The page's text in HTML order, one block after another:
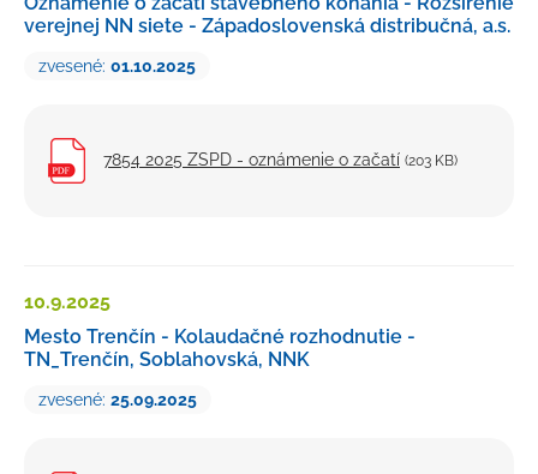
Verejné obstarávanie
Majetok mesta
Tlačivá a formuláre
Transparentný účet
verejnej NN siete - Západoslovenská distribučná, a.s.
zvesené: 01.10.2025
7854 2025 ZSPD - oznámenie o začatí (203 KB)
10.9.2025
Mesto Trenčín - Kolaudačné rozhodnutie -
TN_Trenčín, Soblahovská, NNK
zvesené: 25.09.2025